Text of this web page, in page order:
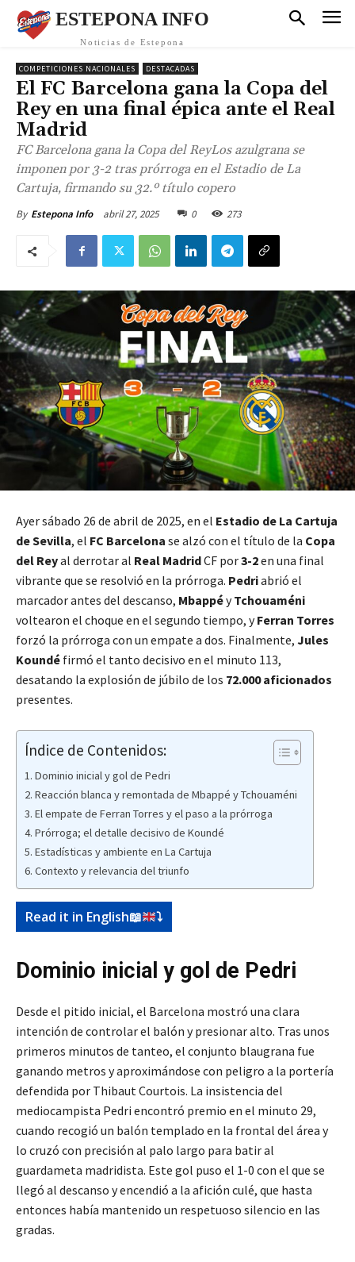
ESTEPONA INFO
Noticias de Estepona
COMPETICIONES NACIONALES DESTACADAS
El FC Barcelona gana la Copa del
Rey en una final épica ante el Real
Madrid
FC Barcelona gana la Copa del ReyLos azulgrana se
imponen por 3-2 tras prórroga en el Estadio de La
Cartuja, firmando su 32.º título copero
By Estepona Info abril 27, 2025 0 273
Ayer sábado 26 de abril de 2025, en el Estadio de La Cartuja
de Sevilla, el FC Barcelona se alzó con el título de la Copa
del Reyal derrotar al Real MadridCF por3-2en una final
vibrante que se resolvió en la prórroga. Pedriabrió el
marcador antes del descanso, MbappéyTchouaméni
voltearon el choque en el segundo tiempo, yFerran Torres
forzó la prórroga con un empate a dos. Finalmente, Jules
Koundé firmó el tanto decisivo en el minuto 113,
desatando la explosión de júbilo de los 72.000 aficionados
presentes.
Índice de Contenidos:
Dominio inicial y gol de Pedri
Reacción blanca y remontada de Mbappé y Tchouaméni
El empate de Ferran Torres y el paso a la prórroga
Prórroga; el detalle decisivo de Koundé
Estadísticas y ambiente en La Cartuja
Contexto y relevancia del triunfo
Read it in English📖 ⤵️
Dominio inicial y gol de Pedri
Desde el pitido inicial, el Barcelona mostró una clara
intención de controlar el balón y presionar alto. Tras unos
primeros minutos de tanteo, el conjunto blaugrana fue
ganando metros y aproximándose con peligro a la portería
defendida por Thibaut Courtois. La insistencia del
mediocampista Pedri encontró premio en el minuto 29,
cuando recogió un balón templado en la frontal del área y
lo cruzó con precisión al palo largo para batir al
guardameta madridista. Este gol puso el 1-0 con el que se
llegó al descanso y encendió a la afición culé, que hasta
entonces había mantenido un respetuoso silencio en las
gradas.